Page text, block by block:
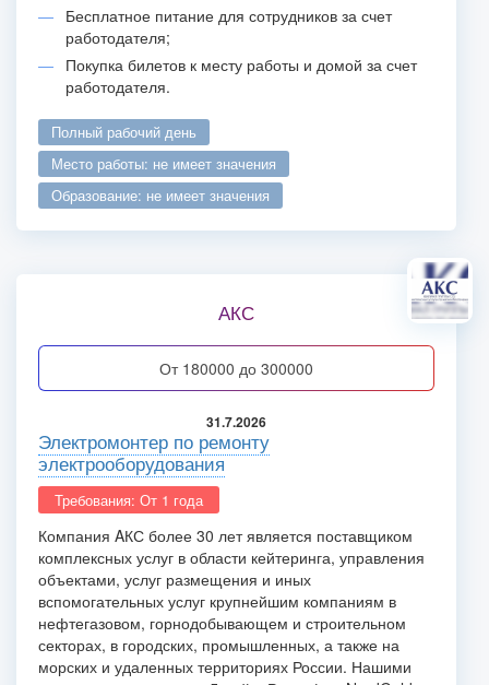
Бесплатное питание для сотрудников за счет
работодателя;
Покупка билетов к месту работы и домой за счет
работодателя.
полный рабочий день
место работы: не имеет значения
образование: не имеет значения
АКС
от 180000 до 300000
31.7.2026
Электромонтер по ремонту
электрооборудования
Требования: От 1 года
Компания AКС более 30 лет является поставщиком
комплексных услуг в области кейтеринга, управления
объектами, услуг размещения и иных
вспомогательных услуг крупнейшим компаниям в
нефтегазовом, горнодобывающем и строительном
секторах, в городских, промышленных, а также на
морских и удаленных территориях России. Нашими